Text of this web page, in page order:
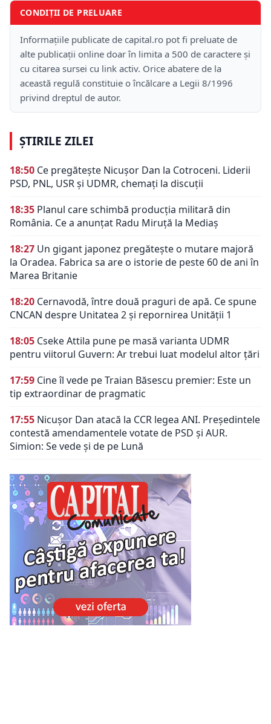
CONDIȚII DE PRELUARE
Informațiile publicate de capital.ro pot fi preluate de
alte publicații online doar în limita a 500 de caractere și
cu citarea sursei cu link activ. Orice abatere de la
această regulă constituie o încălcare a Legii 8/1996
privind dreptul de autor.
ȘTIRILE ZILEI
18:50 Ce pregătește Nicușor Dan la Cotroceni. Liderii
PSD, PNL, USR și UDMR, chemați la discuții
18:35 Planul care schimbă producția militară din
România. Ce a anunțat Radu Miruță la Mediaș
18:27 Un gigant japonez pregătește o mutare majoră
la Oradea. Fabrica sa are o istorie de peste 60 de ani în
Marea Britanie
18:20 Cernavodă, între două praguri de apă. Ce spune
CNCAN despre Unitatea 2 și repornirea Unității 1
18:05 Cseke Attila pune pe masă varianta UDMR
pentru viitorul Guvern: Ar trebui luat modelul altor ţări
17:59 Cine îl vede pe Traian Băsescu premier: Este un
tip extraordinar de pragmatic
17:55 Nicușor Dan atacă la CCR legea ANI. Președintele
contestă amendamentele votate de PSD și AUR.
Simion: Se vede și de pe Lună